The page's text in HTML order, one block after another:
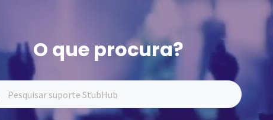
O que procura?